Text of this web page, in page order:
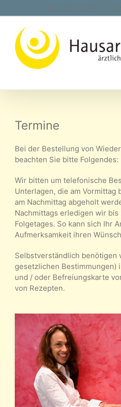
Inhalt
springen
Termine
Bei der Bestellung von
beachten Sie bitte Folgendes:
Wir bitten um telefonische
Unterlagen, die am Vormittag
am Nachmittag abgeholt
Nachmittags erledigen wir bis
Folgetages. So kann sich Ihr
Aufmerksamkeit ihren
Selbstverständlich benötigen
gesetzlichen Bestimmungen)
und / oder Befreiungskarte
von Rezepten.